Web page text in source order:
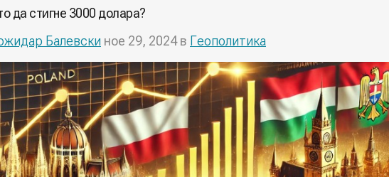
да стигне 3000 долара?
Балевски ное 29, 2024 в Геополитика